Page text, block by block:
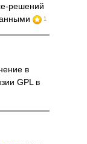
решений
1
в
GPL в